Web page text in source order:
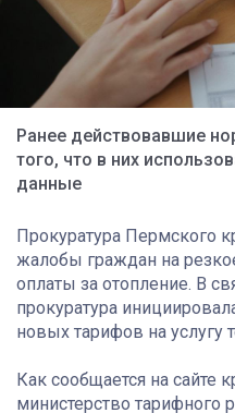
Ранее действовавшие
того, что в них
данные
Прокуратура Пермского
жалобы граждан на
оплаты за отопление. В
прокуратура
новых тарифов на услугу
Как сообщается на сайте
министерство тарифного